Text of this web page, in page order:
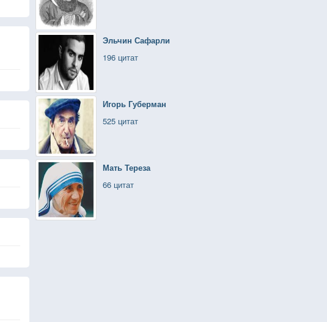
Эльчин Сафарли
196 цитат
Игорь Губерман
525 цитат
Мать Тереза
66 цитат